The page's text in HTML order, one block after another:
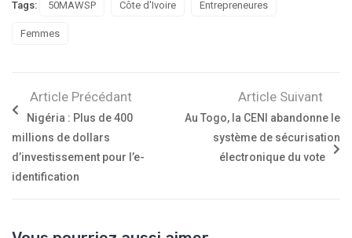
Tags: 50MAWSP Côte d'Ivoire Entrepreneures
Femmes
Article Précédant
Nigéria : Plus de 400
millions de dollars
d’investissement pour l’e-
identification
Article Suivant
Au Togo, la CENI abandonne le
système de sécurisation
électronique du vote